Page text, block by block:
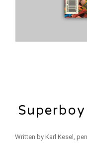
Written by Karl Kesel,